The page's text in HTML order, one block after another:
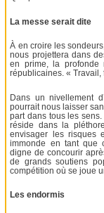
La messe serait dite
À en croire les
nous projettera dans
en prime, la profonde
républicaines. « Travail,
Dans un nivellement
pourrait nous laisser
part dans tous les
réside dans la
envisager les risques
immonde en tant que
digne de concourir
de grands soutiens
compétition où se joue
Les endormis